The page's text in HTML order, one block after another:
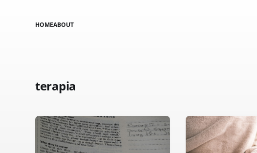
HOMEABOUT
terapia